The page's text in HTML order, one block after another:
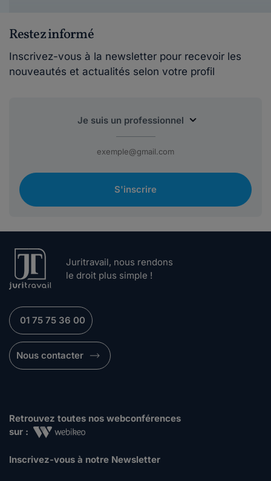
Restez informé
Inscrivez-vous à la newsletter pour recevoir les
nouveautés et actualités selon votre profil
S'inscrire
Juritravail, nous rendons
le droit plus simple !
01 75 75 36 00
Nous contacter
Retrouvez toutes nos webconférences
sur :
Inscrivez-vous à notre Newsletter